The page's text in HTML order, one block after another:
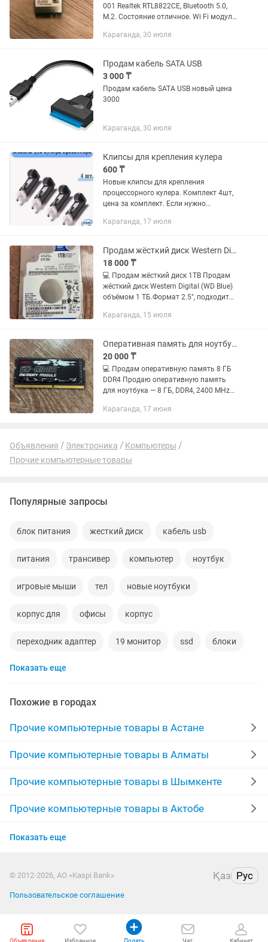
001 Realtek RTL8822CE, Bluetooth 5.0,
M.2. Состояние отличное. Wi Fi модуль
ноутбуков HP и не только и имеет
Караганда, 30 июля
Продам кабель SATA USB
3 000 ₸
Продам кабель SATA USB новый цена
3000
Караганда, 30 июля
Клипсы для крепления кулера
600 ₸
Новые клипсы для крепления
процессорного кулера. Комплект 4шт,
цена за комплект. Если нужно
Караганда, 17 июля
Продам жёсткий диск Western Digital (WD Blue) объёмом 1 ТБ
18 000 ₸
💻 Продам жёсткий диск 1TB Продам
жёсткий диск Western Digital (WD Blue)
объёмом 1 ТБ.Формат 2.5", подходит
полностью рабочий, без
Караганда, 15 июля
Оперативная память для ноутбука 8 ГБ, DDR4, 2400 MHz (SO-DIMM
20 000 ₸
💻 Продам оперативную память 8 ГБ
DDR4 Продаю оперативную память
для ноутбука — 8 ГБ, DDR4, 2400 MHz
использовалась ⚡ Отлично подойдёт
Караганда, 17 июня
Объявления Электроника
Компьютеры
Прочие компьютерные товары
Популярные запросы
блок питания жесткий диск кабель usb
питания трансивер компьютер ноутбук
игровые мыши тел новые ноутбуки
корпус для офисы корпус
переходник адаптер 19 монитор ssd блоки
видеокарта
видеокарт коврики для мыши шнур
охлаждение видеокарту обмен sata
коврики для оперативная память intel
станции windows 10 usb переходник
диск hdd
Показать еще
Похожие в городах
Прочие компьютерные товары в Астане
Прочие компьютерные товары в Алматы
Прочие компьютерные товары в Шымкенте
Прочие компьютерные товары в Актобе
Прочие компьютерные товары в Семее
Прочие компьютерные товары в Казахстане
Показать еще
© 2012-2026, АО «Kaspi Bank» Қаз Рус
Пользовательское соглашение
Объявления Избранное Подать Чат Кабинет